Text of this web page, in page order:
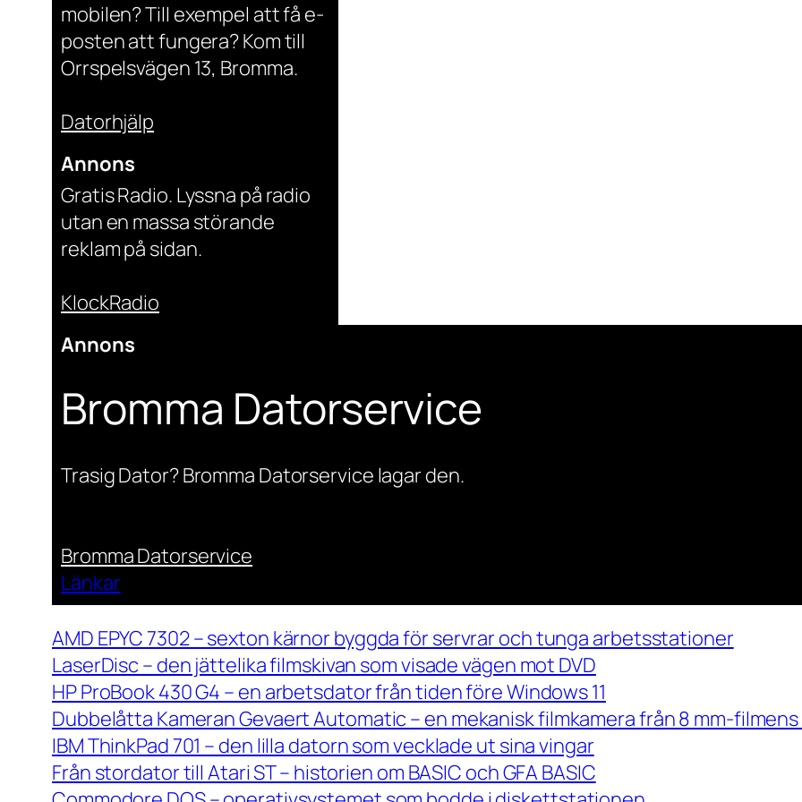
mobilen? Till exempel att få e-
posten att fungera? Kom till
Orrspelsvägen 13, Bromma.
Datorhjälp
Annons
Gratis Radio. Lyssna på radio
utan en massa störande
reklam på sidan.
KlockRadio
Annons
Bromma Datorservice
Trasig Dator? Bromma Datorservice lagar den.
Bromma Datorservice
Länkar
AMD EPYC 7302 – sexton kärnor byggda för servrar och tunga arbetsstationer
LaserDisc – den jättelika filmskivan som visade vägen mot DVD
HP ProBook 430 G4 – en arbetsdator från tiden före Windows 11
Dubbelåtta Kameran Gevaert Automatic – en mekanisk filmkamera från 8 mm-
IBM ThinkPad 701 – den lilla datorn som vecklade ut sina vingar
Från stordator till Atari ST – historien om BASIC och GFA BASIC